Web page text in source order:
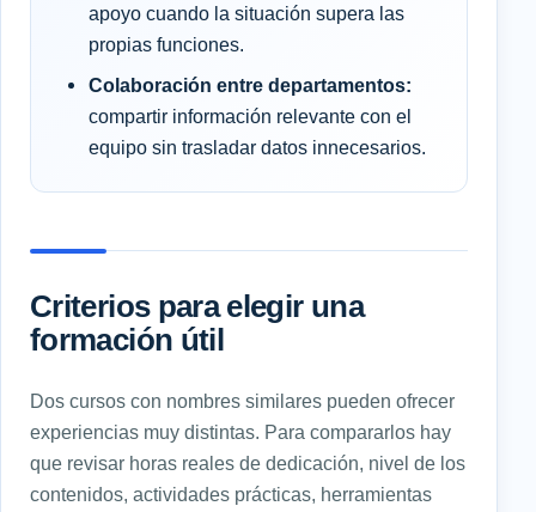
apoyo cuando la situación supera las
propias funciones.
Colaboración entre departamentos:
compartir información relevante con el
equipo sin trasladar datos innecesarios.
Criterios para elegir una
formación útil
Dos cursos con nombres similares pueden ofrecer
experiencias muy distintas. Para compararlos hay
que revisar horas reales de dedicación, nivel de los
contenidos, actividades prácticas, herramientas